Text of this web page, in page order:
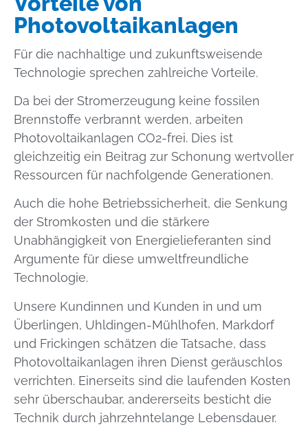
Photovoltaikanlagen
Für die nachhaltige und zukunftsweisende
Technologie sprechen zahlreiche Vorteile.
Da bei der Stromerzeugung keine fossilen
Brennstoffe verbrannt werden, arbeiten
Photovoltaikanlagen CO2-frei. Dies ist
gleichzeitig ein Beitrag zur Schonung wertvoller
Ressourcen für nachfolgende Generationen.
Auch die hohe Betriebssicherheit, die Senkung
der Stromkosten und die stärkere
Unabhängigkeit von Energielieferanten sind
Argumente für diese umweltfreundliche
Technologie.
Unsere Kundinnen und Kunden in und um
Überlingen, Uhldingen-Mühlhofen, Markdorf
und Frickingen schätzen die Tatsache, dass
Photovoltaikanlagen ihren Dienst geräuschlos
verrichten. Einerseits sind die laufenden Kosten
sehr überschaubar, andererseits besticht die
Technik durch jahrzehntelange Lebensdauer.